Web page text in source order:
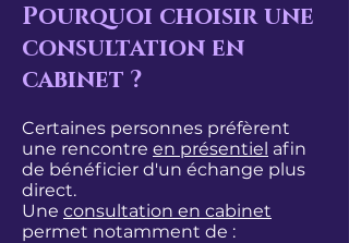
Pourquoi choisir une
consultation en
cabinet ?
Certaines personnes préfèrent
une rencontre en présentiel afin
de bénéficier d'un échange plus
direct.
Une consultation en cabinet
permet notamment de :